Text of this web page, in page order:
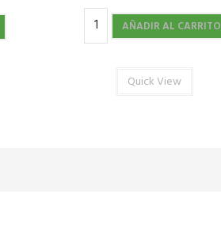
AÑADIR AL CARRITO
Quick View